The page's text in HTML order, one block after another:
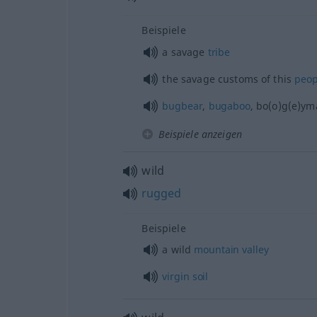
Beispiele
a savage tribe
the savage customs of this
bugbear, bugaboo,
Beispiele anzeigen
wild
rugged
Beispiele
a wild mountain valley
virgin soil